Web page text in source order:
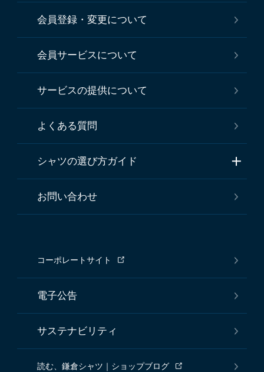
会員登録・変更について
会員サービスについて
サービスの提供について
よくある質問
シャツの選び方ガイド
お問い合わせ
コーポレートサイト
電子公告
サステナビリティ
読む、鎌倉シャツ｜ショップブログ